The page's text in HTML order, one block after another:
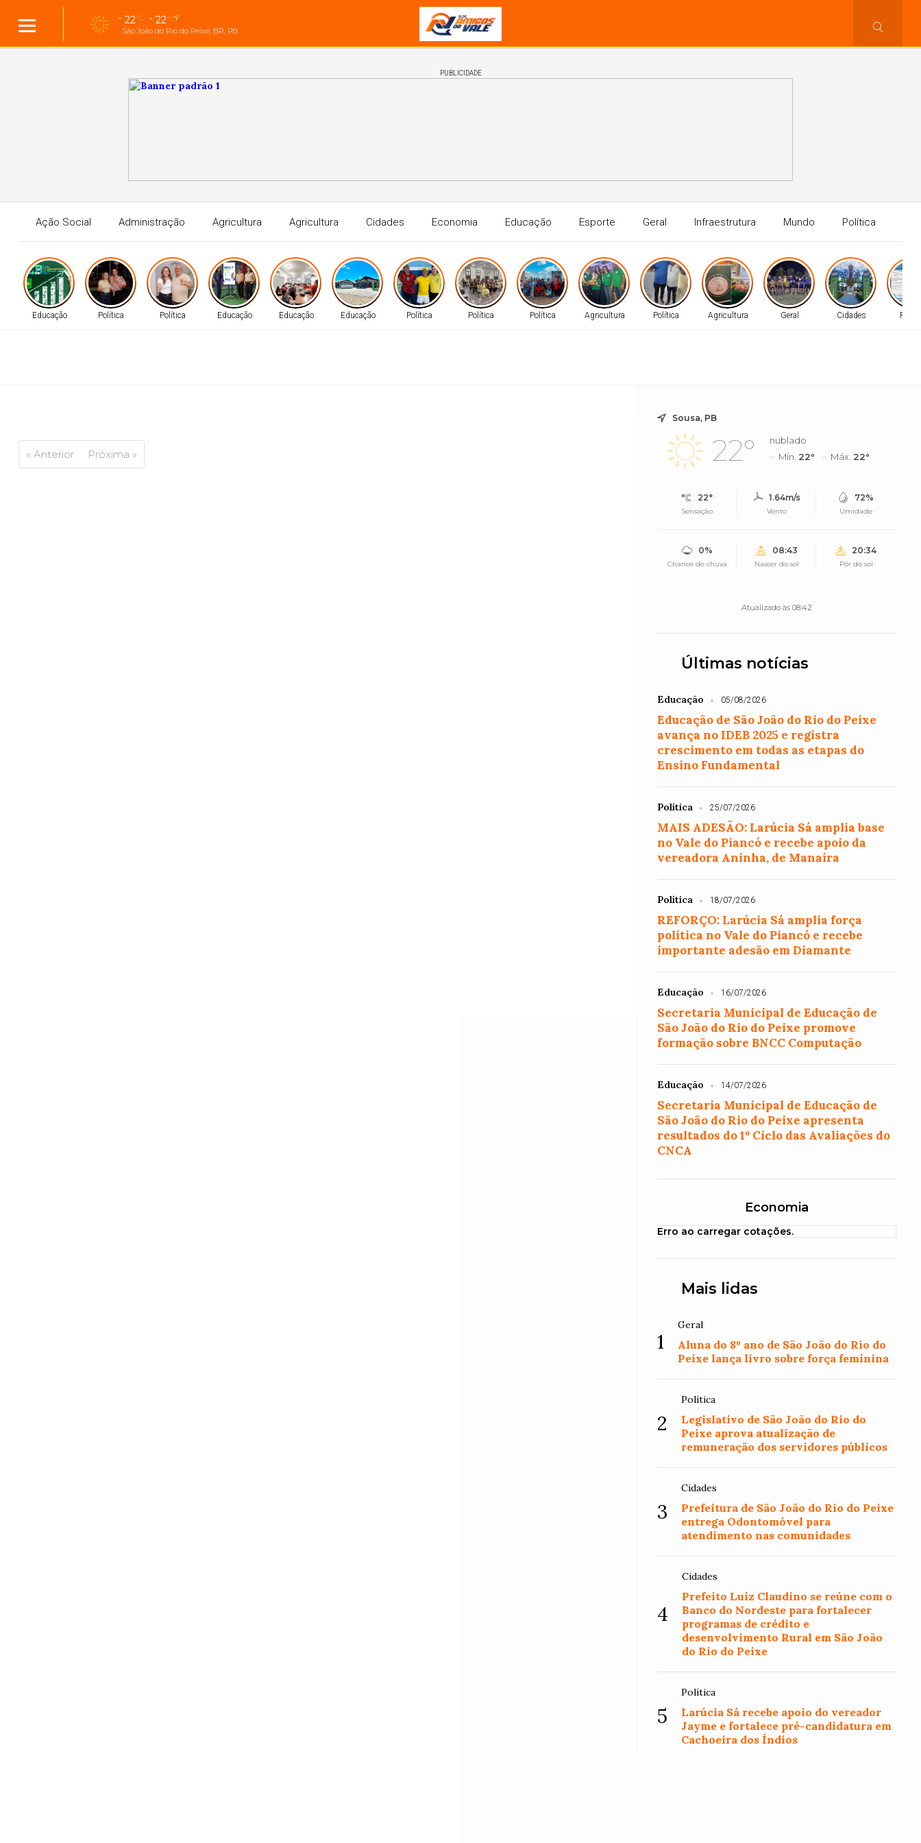
22°C 22°C
São João do Rio do Peixe, BR, PB
PUBLICIDADE
Ação Social Administração Agricultura Agricultura Cidades Economia Educação Esporte Geral Infraestrutura Mundo Política
Educação Política Política Educação Educação Educação Política Política Política Agricultura Política Agricultura Geral Cidades
« Anterior Próxima »
Sousa, PB
22°
nublado
Mín. 22° Máx. 22°
22°
Sensação
1.64m/s
Vento
72%
Umidade
0%
Chance de chuva
08:43
Nascer do sol
20:34
Pôr do sol
Atualizado às 08:42
Últimas notícias
Educação 05/08/2026
Educação de São João do Rio do Peixe
avança no IDEB 2025 e registra
crescimento em todas as etapas do
Ensino Fundamental
Política 25/07/2026
MAIS ADESÃO: Larúcia Sá amplia base
no Vale do Piancó e recebe apoio da
vereadora Aninha, de Manaíra
Política 18/07/2026
REFORÇO: Larúcia Sá amplia força
política no Vale do Piancó e recebe
importante adesão em Diamante
Educação 16/07/2026
Secretaria Municipal de Educação de
São João do Rio do Peixe promove
formação sobre BNCC Computação
Educação 14/07/2026
Secretaria Municipal de Educação de
São João do Rio do Peixe apresenta
resultados do 1º Ciclo das Avaliações do
CNCA
Economia
Erro ao carregar cotações.
Mais lidas
1
Geral
Aluna do 8º ano de São João do Rio do
Peixe lança livro sobre força feminina
2
Política
Legislativo de São João do Rio do
Peixe aprova atualização de
remuneração dos servidores públicos
3
Cidades
Prefeitura de São João do Rio do Peixe
entrega Odontomóvel para
atendimento nas comunidades
4
Cidades
Prefeito Luiz Claudino se reúne com o
Banco do Nordeste para fortalecer
programas de crédito e
desenvolvimento Rural em São João
do Rio do Peixe
5
Política
Larúcia Sá recebe apoio do vereador
Jayme e fortalece pré-candidatura em
Cachoeira dos Índios